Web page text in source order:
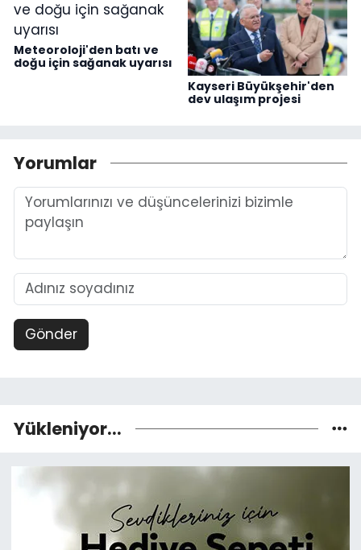
Meteoroloji'den batı ve
doğu için sağanak uyarısı
Kayseri Büyükşehir'den
dev ulaşım projesi
Yorumlar
Gönder
Yükleniyor...